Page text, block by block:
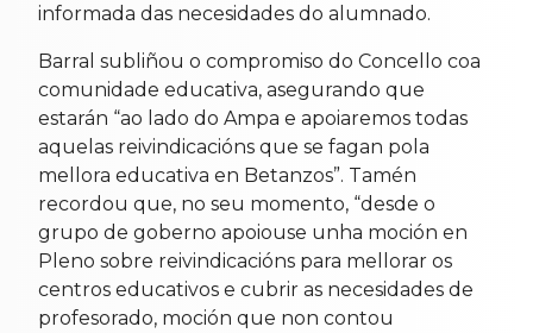
informada das necesidades do alumnado.
Barral subliñou o compromiso do Concello coa
comunidade educativa, asegurando que
estarán “ao lado do Ampa e apoiaremos todas
aquelas reivindicacións que se fagan pola
mellora educativa en Betanzos”. Tamén
recordou que, no seu momento, “desde o
grupo de goberno apoiouse unha moción en
Pleno sobre reivindicacións para mellorar os
centros educativos e cubrir as necesidades de
profesorado, moción que non contou